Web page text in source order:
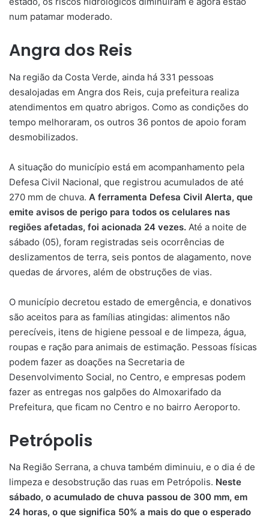
num patamar moderado.
Angra dos Reis
Na região da Costa Verde, ainda há 331 pessoas
desalojadas em Angra dos Reis, cuja prefeitura realiza
atendimentos em quatro abrigos. Como as condições do
tempo melhoraram, os outros 36 pontos de apoio foram
desmobilizados.
A situação do município está em acompanhamento pela
Defesa Civil Nacional, que registrou acumulados de até
270 mm de chuva. A ferramenta Defesa Civil Alerta, que
emite avisos de perigo para todos os celulares nas
regiões afetadas, foi acionada 24 vezes. Até a noite de
sábado (05), foram registradas seis ocorrências de
deslizamentos de terra, seis pontos de alagamento, nove
quedas de árvores, além de obstruções de vias.
O município decretou estado de emergência, e donativos
são aceitos para as famílias atingidas: alimentos não
perecíveis, itens de higiene pessoal e de limpeza, água,
roupas e ração para animais de estimação. Pessoas físicas
podem fazer as doações na Secretaria de
Desenvolvimento Social, no Centro, e empresas podem
fazer as entregas nos galpões do Almoxarifado da
Prefeitura, que ficam no Centro e no bairro Aeroporto.
Petrópolis
Na Região Serrana, a chuva também diminuiu, e o dia é de
limpeza e desobstrução das ruas em Petrópolis. Neste
sábado, o acumulado de chuva passou de 300 mm, em
24 horas, o que significa 50% a mais do que o esperado